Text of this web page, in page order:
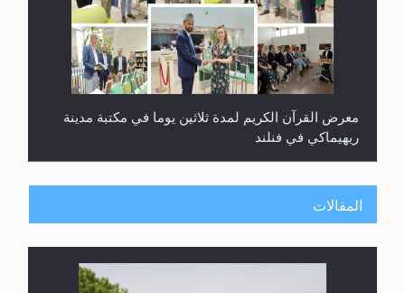
ندوة حول نظام الوصية في الجماعة الأحمدية في
شيتاغونغ – بنغلاديش
المقالات